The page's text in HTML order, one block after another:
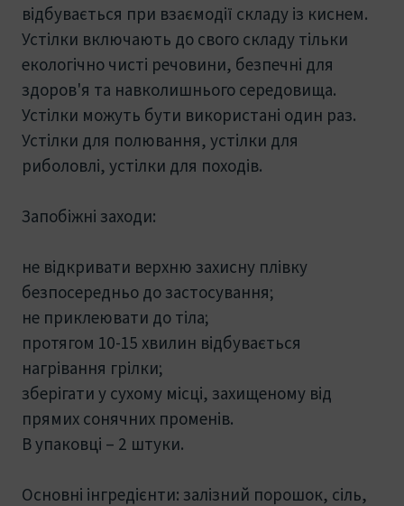
відбувається при взаємодії складу із киснем.
Устілки включають до свого складу тільки
екологічно чисті речовини, безпечні для
здоров'я та навколишнього середовища.
Устілки можуть бути використані один раз.
Устілки для полювання, устілки для
риболовлі, устілки для походів.
Запобіжні заходи:
не відкривати верхню захисну плівку
безпосередньо до застосування;
не приклеювати до тіла;
протягом 10-15 хвилин відбувається
нагрівання грілки;
зберігати у сухому місці, захищеному від
прямих сонячних променів.
В упаковці – 2 штуки.
Основні інгредієнти: залізний порошок, сіль,